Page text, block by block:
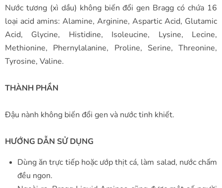
Nước tương (xì dầu) không biến đổi gen Bragg có chứa 16
loại acid amins: Alamine, Arginine, Aspartic Acid, Glutamic
Acid, Glycine, Histidine, Isoleucine, Lysine, Lecine,
Methionine, Phernylalanine, Proline, Serine, Threonine,
Tyrosine, Valine.
THÀNH PHẦN
Đậu nành không biến đổi gen và nước tinh khiết.
HƯỚNG DẪN SỬ DỤNG
Dùng ăn trực tiếp hoặc ướp thịt cá, làm salad, nước chấm
đều ngon.